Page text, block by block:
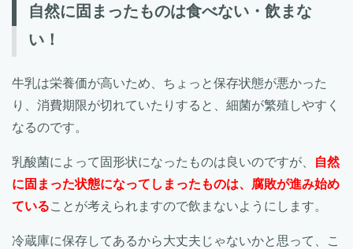
自然に固まったものは食べない・飲まな
い！
牛乳は栄養価が高いため、ちょっと保存状態が悪かった
り、消費期限が切れていたりすると、細菌が繁殖しやすく
なるのです。
乳酸菌によって固形状になったものは良いのですが、
自然
に固まった状態になってしまったものは、腐敗が進み始め
ていることが考えられますので飲まないようにします。
冷蔵庫に保存してあるから大丈夫じゃないかと思って、こ